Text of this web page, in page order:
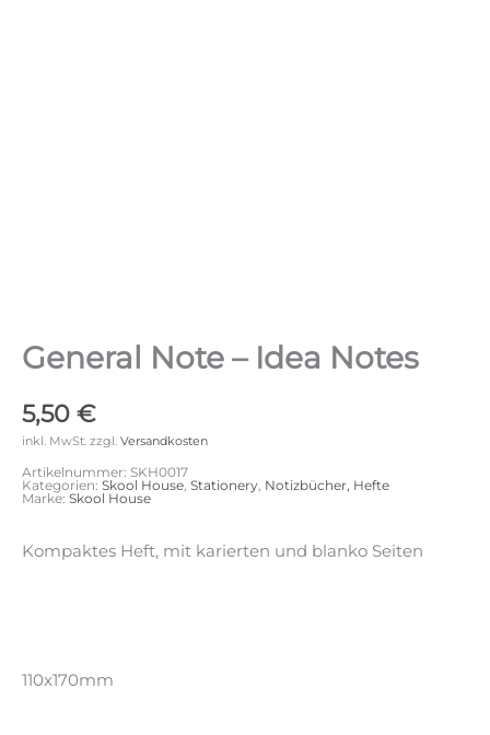
General Note – Idea Notes
5,50 €
inkl. MwSt. zzgl. Versandkosten
Artikelnummer: SKH0017
Kategorien: Skool House Stationery Notizbücher, Hefte
Marke: Skool House
Kompaktes Heft, mit karierten und blanko Seiten
110x170mm